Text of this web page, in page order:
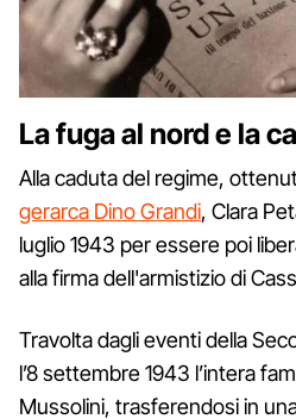
La fuga al nord e la
Alla caduta del regime,
gerarca Dino Grandi, Clara
luglio 1943 per essere poi
alla firma dell'armistizio di
Travolta dagli eventi della
l’8 settembre 1943 l’intera
Mussolini, trasferendosi in